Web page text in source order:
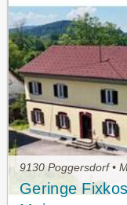
9130 Poggersdorf •
Geringe